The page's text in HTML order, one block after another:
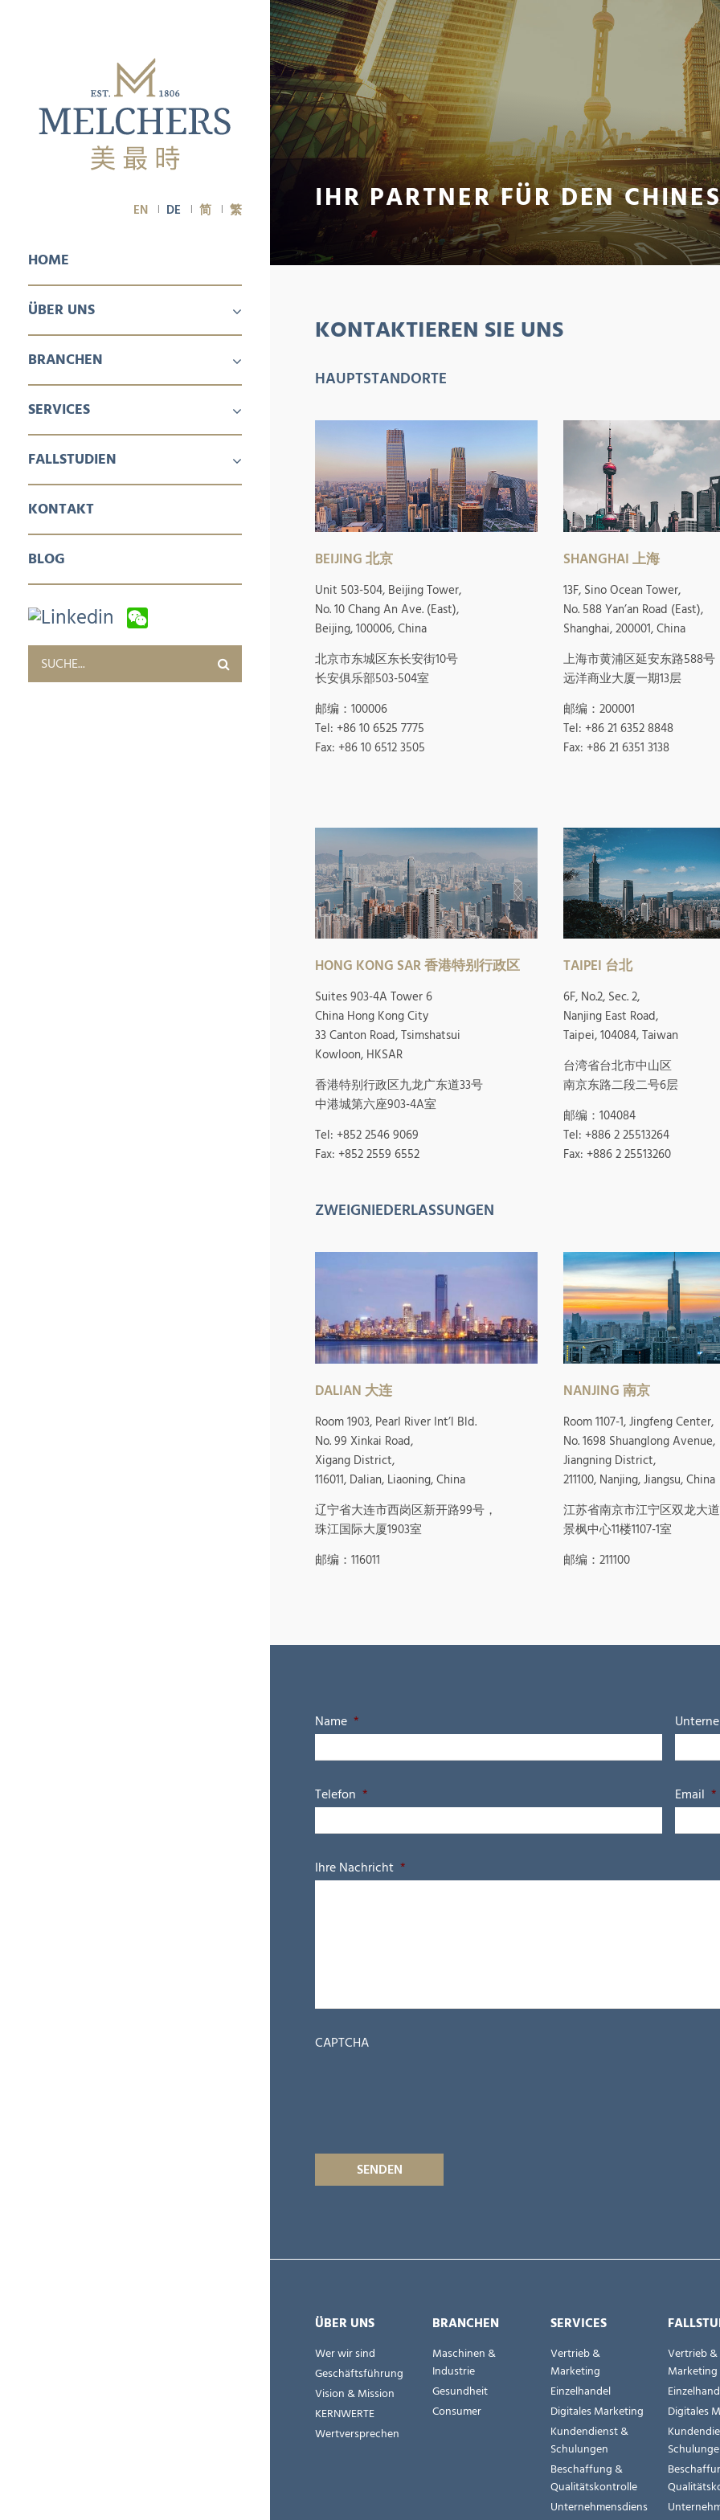
EN DE 简 繁
HOME
ÜBER UNS
ÜBER UNS
KARRIERE
BRANCHEN
MASCHINEN & INDUSTRIE
ALUMINIUMSTRANGPRESSEN UND -VERARBEITUNG
LUFTFAHRT
GEBÄUDEPRODUKTE
ENERGIEERZEUGUNG
CHEMIE & PETROCHEMIE
LEBENSMITTELTECHNOLOGIEN
NEUE ENERGIE
ÖL & GAS
VERPACKUNG VON KOSMETIKA & TAGESPFLEGE
PHARMA
KUNSTSTOFF- UND GUMMIVERARBEITUNG UND LABOR
WINTERSPORT
GESUNDHEIT
CONSUMER
SERVICES
B2B SERVICES
B2C SERVICES
UNTERNEHMENSDIENSTLEISTUNGEN
FALLSTUDIEN
VERTRIEB & MARKETING
EINZEL & GROSSHANDEL
DIGITALES MARKETING
KUNDENDIENST & SCHULUNGEN
BESCHAFFUNG & QUALITÄTSKONTROLLE
UNTERNEHMENSDIENSTLEISTUNGEN
KONTAKT
BLOG
IHR PARTNER FÜR DEN
KONTAKTIEREN SIE UNS
HAUPTSTANDORTE
BEIJING 北京
Unit 503-504, Beijing Tower,
No. 10 Chang An Ave. (East),
Beijing, 100006, China
北京市东城区东长安街10号
长安俱乐部503-504室
邮编：100006
Tel: +86 10 6525 7775
Fax: +86 10 6512 3505
SHANGHAI 上海
13F, Sino Ocean Tower,
No. 588 Yan’an Road (East),
Shanghai, 200001, China
上海市黄浦区延安东路588号
远洋商业大厦一期13层
邮编：200001
Tel: +86 21 6352 8848
Fax: +86 21 6351 3138
HONG KONG SAR 香港特别行政区
Suites 903-4A Tower 6
China Hong Kong City
33 Canton Road, Tsimshatsui
Kowloon, HKSAR
香港特别行政区九龙广东道33号
中港城第六座903-4A室
Tel: +852 2546 9069
Fax: +852 2559 6552
TAIPEI 台北
6F, No.2, Sec. 2,
Nanjing East Road,
Taipei, 104084, Taiwan
台湾省台北市中山区
南京东路二段二号6层
邮编：104084
Tel: +886 2 25513264
Fax: +886 2 25513260
ZWEIGNIEDERLASSUNGEN
DALIAN 大连
Room 1903, Pearl River Int’l Bld.
No. 99 Xinkai Road,
Xigang District,
116011, Dalian, Liaoning, China
辽宁省大连市西岗区新开路99号，
珠江国际大厦1903室
邮编：116011
NANJING 南京
Room 1107-1, Jingfeng Center,
No. 1698 Shuanglong Avenue,
Jiangning District,
211100, Nanjing, Jiangsu, China
江苏省南京市江宁区双龙大道
景枫中心11楼1107-1室
邮编：211100
Name *
Telefon * Email *
Ihre Nachricht *
CAPTCHA
ÜBER UNS
Wer wir sind
Geschäftsführung
Vision & Mission
KERNWERTE
Wertversprechen
BRANCHEN
Maschinen &
Industrie
Gesundheit
Consumer
SERVICES
Vertrieb &
Marketing
Einzelhandel
Digitales Marketing
Kundendienst &
Schulungen
Beschaffung &
Qualitätskontrolle
Unternehmensdiens
Vertrieb &
Marketing
Digitales